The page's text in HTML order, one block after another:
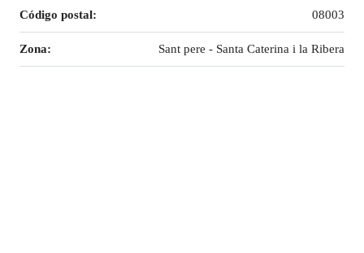
Código postal: 08003
Zona: Sant pere - Santa Caterina i la Ribera